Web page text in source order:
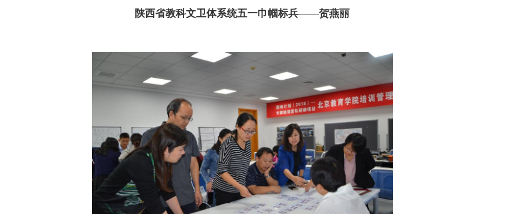
陕西省教科文卫体系统五一巾帼标兵——贺燕丽